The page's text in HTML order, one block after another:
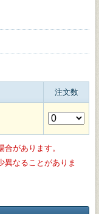
注文数
があります。
異なることがありま